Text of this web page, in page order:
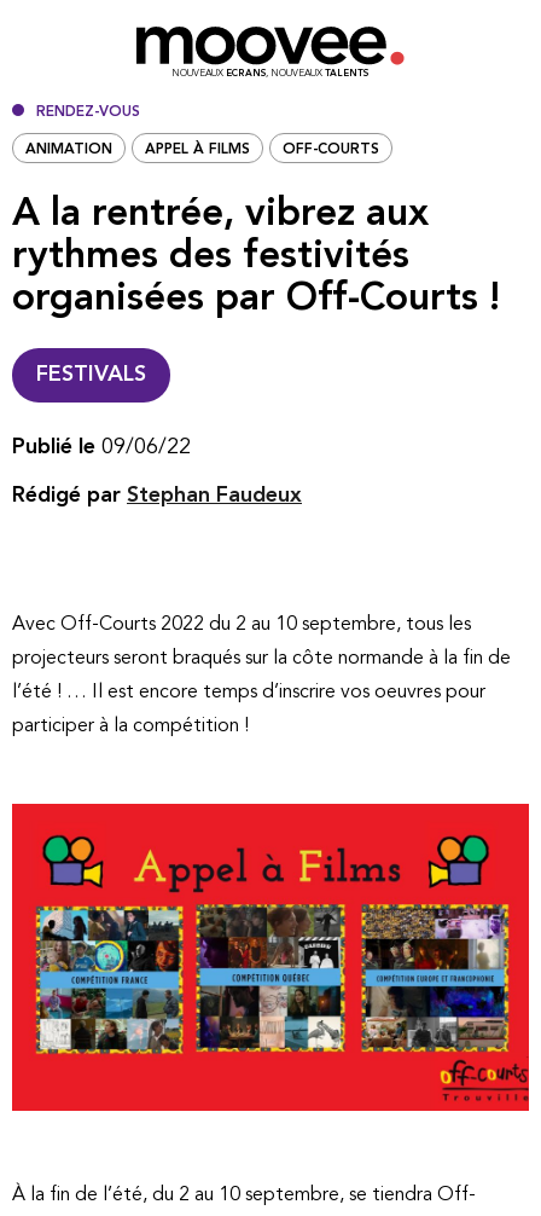
NOUVEAUX ECRANS, NOUVEAUX TALENTS
RENDEZ-VOUS
ANIMATION APPEL À FILMS OFF-COURTS
A la rentrée, vibrez aux
rythmes des festivités
organisées par Off-Courts !
FESTIVALS
Publié le 09/06/22
Rédigé par Stephan Faudeux
Avec Off-Courts 2022 du 2 au 10 septembre, tous les
projecteurs seront braqués sur la côte normande à la fin de
l’été ! … Il est encore temps d’inscrire vos oeuvres pour
participer à la compétition !
À la fin de l’été, du 2 au 10 septembre, se tiendra Off-